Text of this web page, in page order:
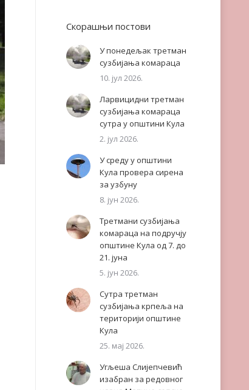
Скорашњи постови
У понедељак третман
сузбијања комараца
10. јул 2026.
Ларвицидни третман
сузбијања комараца
сутра у општини Кула
2. јул 2026.
У среду у општини
Кула провера сирена
за узбуну
8. јун 2026.
Третмани сузбијања
комараца на подручју
општине Кула од 7. до
21. јуна
5. јун 2026.
Сутра третман
сузбијања крпеља на
територији општине
Кула
25. мај 2026.
Угљеша Слијепчевић
изабран за редовног